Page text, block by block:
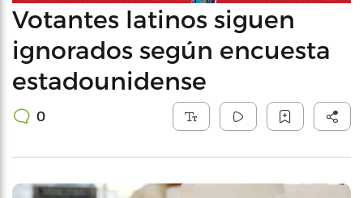
Votantes latinos siguen
ignorados según encuesta
estadounidense
0